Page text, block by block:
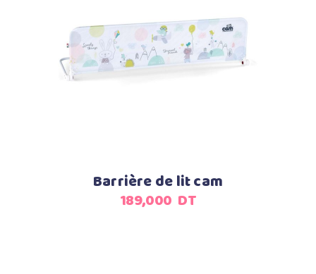
Ajouter au panier
Barrière de lit cam
189,000 DT